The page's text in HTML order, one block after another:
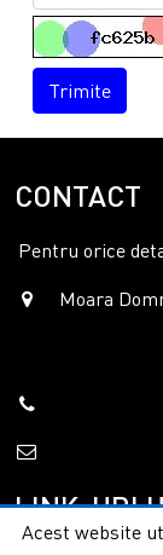
Trimite
CONTACT
Pentru orice
Moara
LINK-URI
Acest website